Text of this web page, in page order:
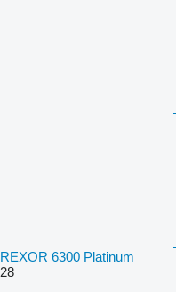
REXOR 6300 Platinum
28